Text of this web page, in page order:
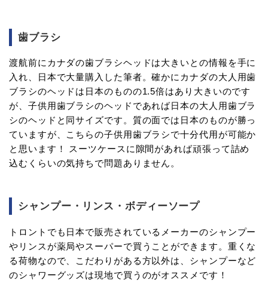
歯ブラシ
渡航前にカナダの歯ブラシヘッドは大きいとの情報を手に
入れ、日本で大量購入した筆者。確かにカナダの大人用歯
ブラシのヘッドは日本のものの1.5倍はあり大きいのです
が、子供用歯ブラシのヘッドであれば日本の大人用歯ブラ
シのヘッドと同サイズです。質の面では日本のものが勝っ
ていますが、こちらの子供用歯ブラシで十分代用が可能か
と思います！ スーツケースに隙間があれば頑張って詰め
込むくらいの気持ちで問題ありません。
シャンプー・リンス・ボディーソープ
トロントでも日本で販売されているメーカーのシャンプー
やリンスが薬局やスーパーで買うことができます。重くな
る荷物なので、こだわりがある方以外は、シャンプーなど
のシャワーグッズは現地で買うのがオススメです！